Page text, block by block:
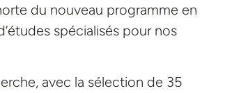
du nouveau programme en
spécialisés pour nos
avec la sélection de 35